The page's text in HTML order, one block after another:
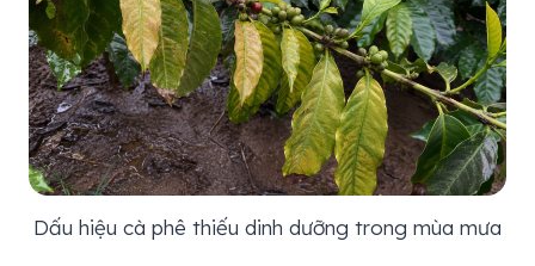
Dấu hiệu cà phê thiếu dinh dưỡng trong mùa mưa